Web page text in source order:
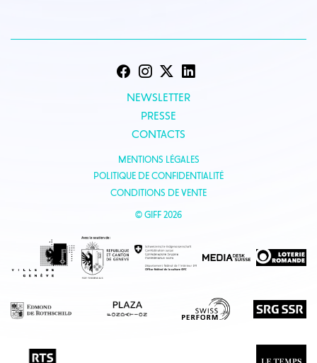
NEWSLETTER
PRESSE
CONTACTS
MENTIONS LÉGALES
POLITIQUE DE CONFIDENTIALITÉ
CONDITIONS DE VENTE
© GIFF 2026